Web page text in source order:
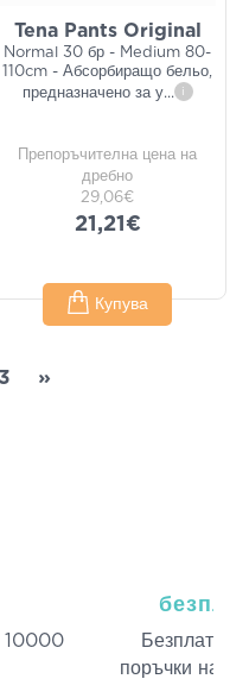
Tena Pants Original
Normal 30 бр - Medium 80-
110cm - Абсорбиращо бельо,
предназначено за у... i
Препоръчителна цена на
дребно
29,06€
21,21€
Купува
3 »
10000
Безплатна
поръчки над